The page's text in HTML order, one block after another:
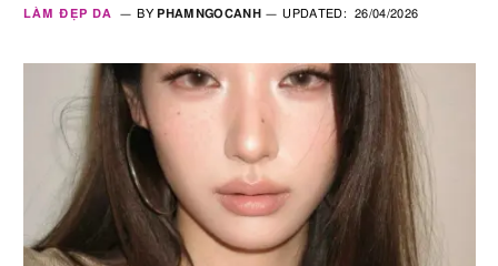
LÀM ĐẸP DA BY PHAMNGOCANH UPDATED: 26/04/2026